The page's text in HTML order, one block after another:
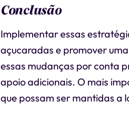
Conclusão
Implementar essas
açucaradas e promover
essas mudanças por conta
apoio adicionais. O mais
que possam ser mantidas a